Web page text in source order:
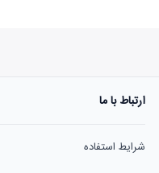
ارتباط با ما
شرایط استفاده